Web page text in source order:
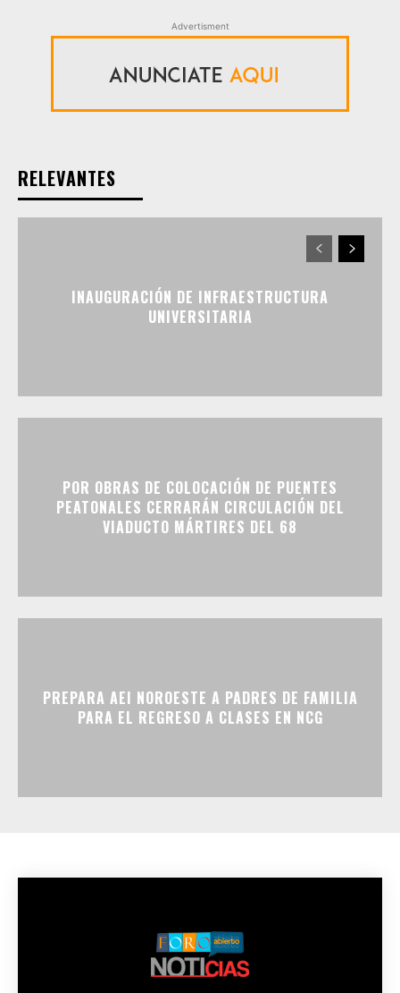
Advertisment
RELEVANTES
INAUGURACIÓN DE INFRAESTRUCTURA
UNIVERSITARIA
POR OBRAS DE COLOCACIÓN DE PUENTES
PEATONALES CERRARÁN CIRCULACIÓN DEL
VIADUCTO MÁRTIRES DEL 68
PREPARA AEI NOROESTE A PADRES DE FAMILIA
PARA EL REGRESO A CLASES EN NCG